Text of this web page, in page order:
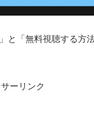
と「無料視聴する方
ーリンク